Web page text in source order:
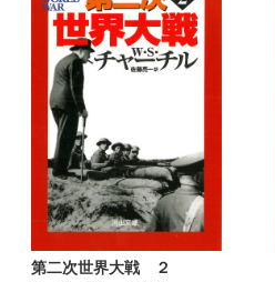
第二次世界大戦 ２